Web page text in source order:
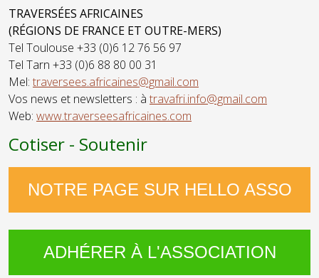
TRAVERSÉES AFRICAINES
(RÉGIONS DE FRANCE ET OUTRE-MERS)
Tel Toulouse +33 (0)6 12 76 56 97
Tel Tarn +33 (0)6 88 80 00 31
Mel: traversees.africaines@gmail.com
Vos news et newsletters : à travafri.info@gmail.com
Web: www.traverseesafricaines.com
Cotiser - Soutenir
NOTRE PAGE SUR HELLO ASSO
ADHÉRER À L'ASSOCIATION